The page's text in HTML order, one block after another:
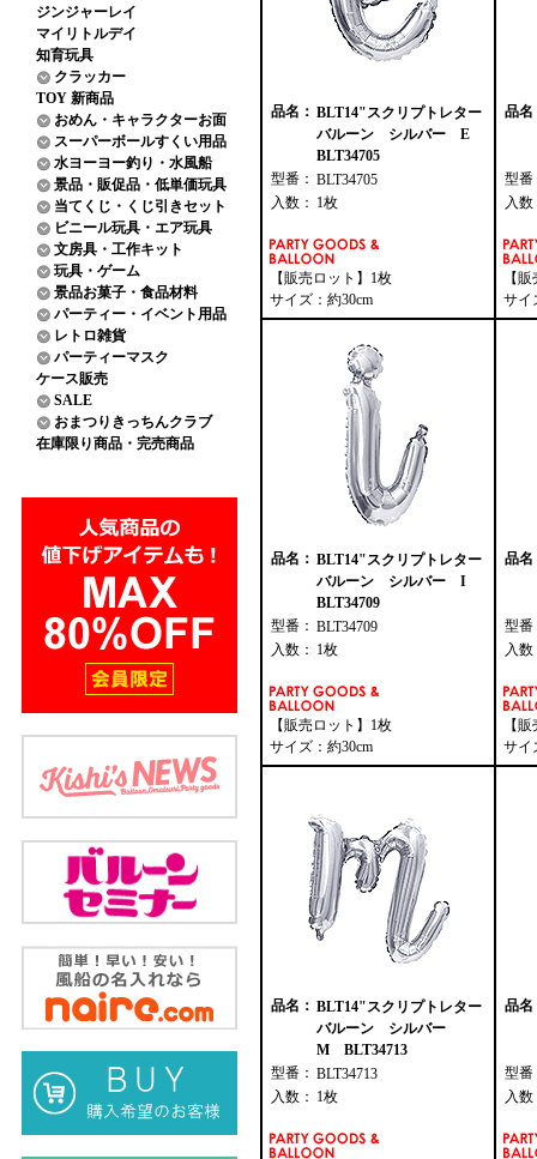
ジンジャーレイ
マイリトルデイ
知育玩具
クラッカー
TOY 新商品
おめん・キャラクターお面
スーパーボールすくい用品
水ヨーヨー釣り・水風船
景品・販促品・低単価玩具
当てくじ・くじ引きセット
ビニール玩具・エア玩具
文房具・工作キット
玩具・ゲーム
景品お菓子・食品材料
パーティー・イベント用品
レトロ雑貨
パーティーマスク
ケース販売
SALE
おまつりきっちんクラブ
在庫限り商品・完売商品
品名： BLT14"スクリプトレター
バルーン シルバー E
BLT34705
型番： BLT34705
入数： 1枚
【販売ロット】1枚
サイズ：約30cm
品名
型番
入数
【
サイ
品名： BLT14"スクリプトレター
バルーン シルバー I
BLT34709
型番： BLT34709
入数： 1枚
【販売ロット】1枚
サイズ：約30cm
品名
型番
入数
【
サイ
品名： BLT14"スクリプトレター
バルーン シルバー
M BLT34713
型番： BLT34713
入数： 1枚
品名
型番
入数